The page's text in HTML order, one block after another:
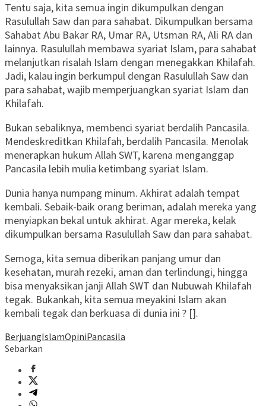
Tentu saja, kita semua ingin dikumpulkan dengan
Rasulullah Saw dan para sahabat. Dikumpulkan bersama
Sahabat Abu Bakar RA, Umar RA, Utsman RA, Ali RA dan
lainnya. Rasulullah membawa syariat Islam, para sahabat
melanjutkan risalah Islam dengan menegakkan Khilafah.
Jadi, kalau ingin berkumpul dengan Rasulullah Saw dan
para sahabat, wajib memperjuangkan syariat Islam dan
Khilafah.
Bukan sebaliknya, membenci syariat berdalih Pancasila.
Mendeskreditkan Khilafah, berdalih Pancasila. Menolak
menerapkan hukum Allah SWT, karena menganggap
Pancasila lebih mulia ketimbang syariat Islam.
Dunia hanya numpang minum. Akhirat adalah tempat
kembali. Sebaik-baik orang beriman, adalah mereka yang
menyiapkan bekal untuk akhirat. Agar mereka, kelak
dikumpulkan bersama Rasulullah Saw dan para sahabat.
Semoga, kita semua diberikan panjang umur dan
kesehatan, murah rezeki, aman dan terlindungi, hingga
bisa menyaksikan janji Allah SWT dan Nubuwah Khilafah
tegak. Bukankah, kita semua meyakini Islam akan
kembali tegak dan berkuasa di dunia ini ? [].
BerjuangIslamOpiniPancasila
Sebarkan